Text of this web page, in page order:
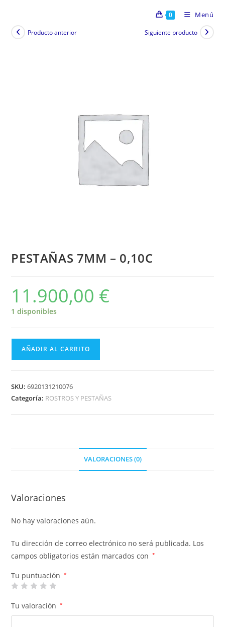
0 Menú
Producto anterior Siguiente producto
PESTAÑAS 7MM – 0,10C
11.900,00 €
1 disponibles
AÑADIR AL CARRITO
SKU:6920131210076
Categoría: ROSTROS Y PESTAÑAS
VALORACIONES (0)
Valoraciones
No hay valoraciones aún.
Tu dirección de correo electrónico no será publicada. Los
campos obligatorios están marcados con
*
Tu puntuación *
Tu valoración *